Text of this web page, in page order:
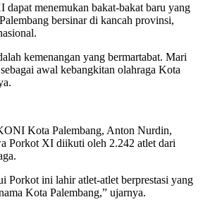
dapat menemukan bakat-bakat baru yang
bersinar di kancah provinsi,
kemenangan yang bermartabat. Mari
awal kebangkitan olahraga Kota
Kota Palembang, Anton Nurdin,
Porkot XI diikuti oleh 2.242 atlet dari
Porkot ini lahir atlet-atlet berprestasi yang
Kota Palembang,” ujarnya.